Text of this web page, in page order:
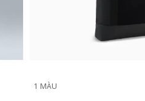
1 MÀU